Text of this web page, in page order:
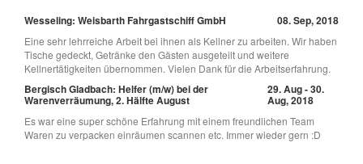
Wesseling: Weisbarth Fahrgastschiff GmbH 08. Sep, 2018
Eine sehr lehrreiche Arbeit bei ihnen als Kellner zu arbeiten. Wir haben
Tische gedeckt, Getränke den Gästen ausgeteilt und weitere
Kellnertätigkeiten übernommen. Vielen Dank für die Arbeitserfahrung.
Bergisch Gladbach: Helfer (m/w) bei der
Warenverräumung, 2. Hälfte August
29. Aug - 30.
Aug, 2018
Es war eine super schöne Erfahrung mit einem freundlichen Team
Waren zu verpacken einräumen scannen etc. Immer wieder gern :D